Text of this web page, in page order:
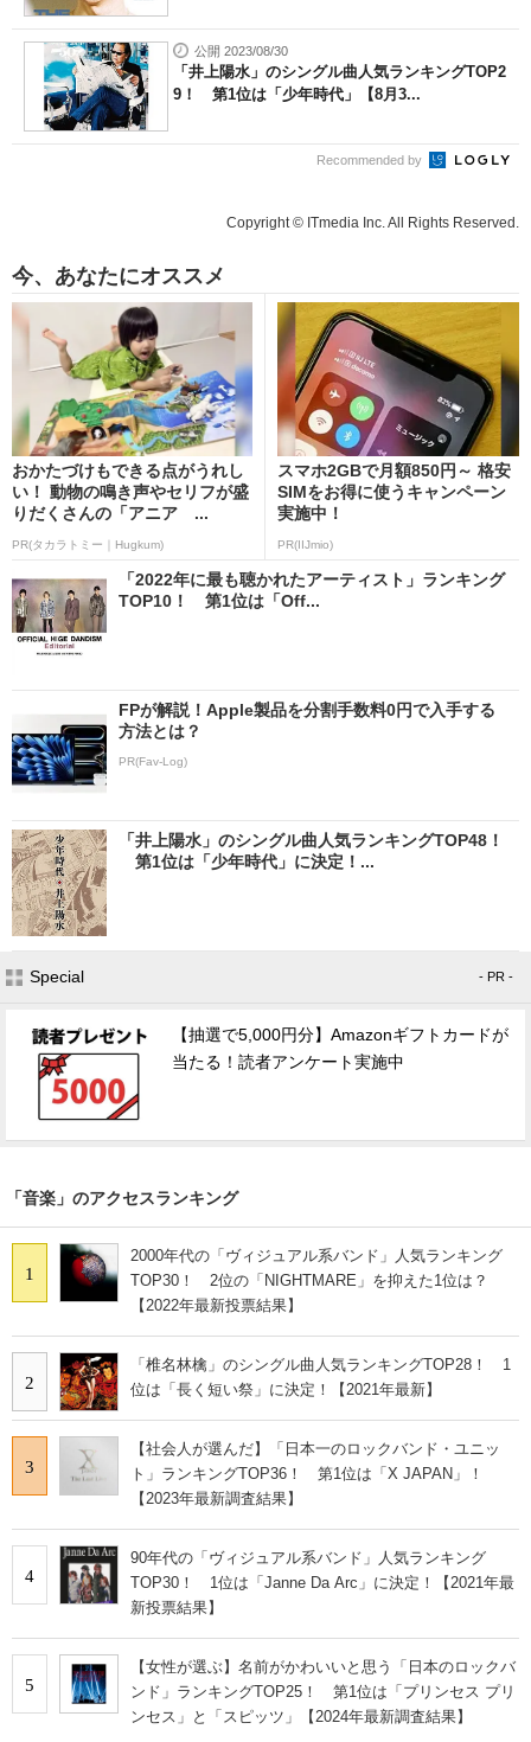
公開 2023/08/30
「井上陽水」のシングル曲人気ランキングTOP2
9！ 第1位は「少年時代」【8月3...
Recommended by
Copyright © ITmedia Inc. All Rights Reserved.
今、あなたにオススメ
おかたづけもできる点がうれし
い！ 動物の鳴き声やセリフが盛
りだくさんの「アニア ...
PR(タカラトミー｜Hugkum)
スマホ2GBで月額850円～ 格安
SIMをお得に使うキャンペーン
実施中！
PR(IIJmio)
「2022年に最も聴かれたアーティスト」ランキング
TOP10！ 第1位は「Off...
FPが解説！Apple製品を分割手数料0円で入手する
方法とは？
PR(Fav-Log)
「井上陽水」のシングル曲人気ランキングTOP48！
第1位は「少年時代」に決定！...
Special - PR -
【抽選で5,000円分】Amazonギフトカードが
当たる！読者アンケート実施中
「音楽」のアクセスランキング
1
2000年代の「ヴィジュアル系バンド」人気ランキング
TOP30！ 2位の「NIGHTMARE」を抑えた1位は？
【2022年最新投票結果】
2
「椎名林檎」のシングル曲人気ランキングTOP28！ 1
位は「長く短い祭」に決定！【2021年最新】
3
【社会人が選んだ】「日本一のロックバンド・ユニッ
ト」ランキングTOP36！ 第1位は「X JAPAN」！
【2023年最新調査結果】
4
90年代の「ヴィジュアル系バンド」人気ランキング
TOP30！ 1位は「Janne Da Arc」に決定！【2021年最
新投票結果】
5
【女性が選ぶ】名前がかわいいと思う「日本のロックバ
ンド」ランキングTOP25！ 第1位は「プリンセス プリ
ンセス」と「スピッツ」【2024年最新調査結果】